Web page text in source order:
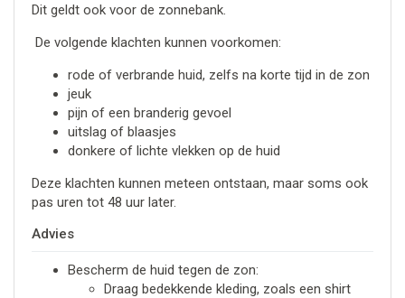
Dit geldt ook voor de zonnebank.
De volgende klachten kunnen voorkomen:
rode of verbrande huid, zelfs na korte tijd in de zon
jeuk
pijn of een branderig gevoel
uitslag of blaasjes
donkere of lichte vlekken op de huid
Deze klachten kunnen meteen ontstaan, maar soms ook
pas uren tot 48 uur later.
Advies
Bescherm de huid tegen de zon:
Draag bedekkende kleding, zoals een shirt